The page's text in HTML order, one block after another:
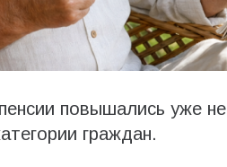
повышались уже
граждан.